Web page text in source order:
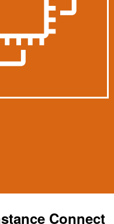
Connect